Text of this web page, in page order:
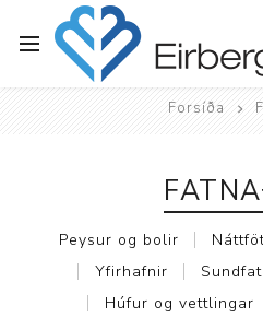
Forsíða
Peysur og bolir
Yfirhafnir
Húfur og vettlingar